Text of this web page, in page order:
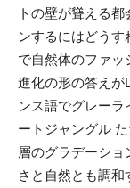
トの壁が聳える
ンするにはどう
で自然体のファ
進化の形の答え
ンス語でグレーラ
ートジャングル
層のグラデーシ
さと自然とも調